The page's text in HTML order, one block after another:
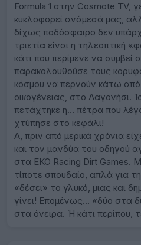
Formula 1 στην Cosmote TV,
κυκλοφορεί ανάμεσά μας,
δίχως ποδόσφαιρο δεν
τριετία είναι η τηλεοπτική
κάτι που περίμενε να συμβεί
παρακολουθούσε τους
κόσμου να περνούν κάτω από
οικογένειας, στο Λαγονήσι.
πετάχτηκε η… πέτρα που
χτύπησε στο κεφάλι!
Α, πριν από μερικά χρόνια
και τον μανδύα του οδηγού
στα EKO Racing Dirt Games.
τίποτε σπουδαίο, απλά για
«δέσει» το γλυκό, μιας και
γίνει! Επομένως… «δύο στα
στα όνειρα. Ή κάτι